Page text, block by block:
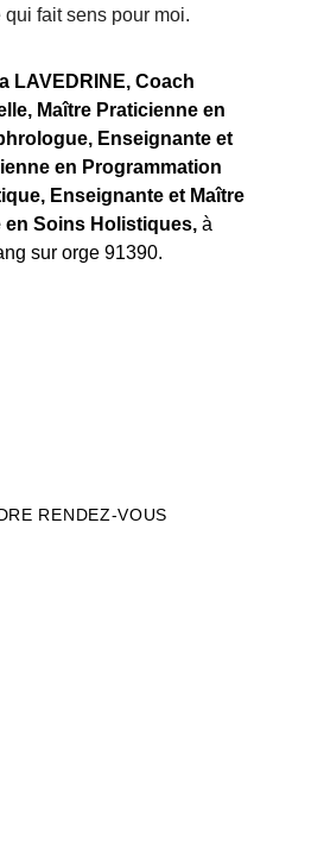
qui fait sens pour moi.
LAVEDRINE, Coach
Maître Praticienne en
Enseignante et
en Programmation
Enseignante et Maître
en Soins Holistiques, à
sur orge 91390.
RENDEZ-VOUS